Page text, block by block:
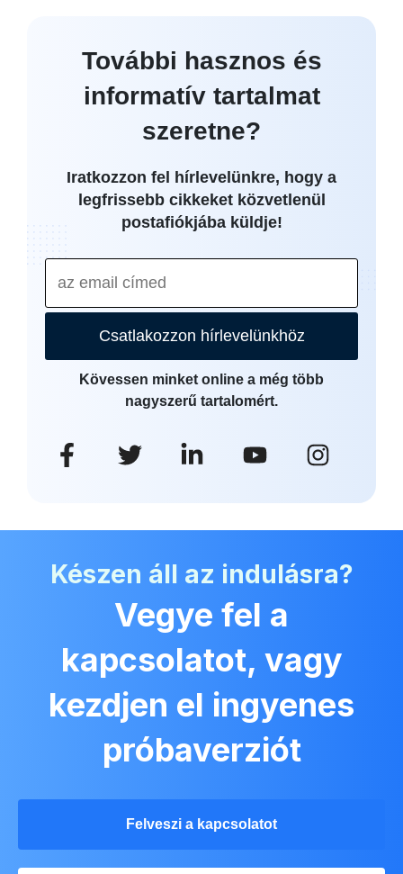
További hasznos és
informatív tartalmat
szeretne?
Iratkozzon fel hírlevelünkre, hogy a
legfrissebb cikkeket közvetlenül
postafiókjába küldje!
Csatlakozzon hírlevelünkhöz
Kövessen minket online a még több
nagyszerű tartalomért.
Készen áll az indulásra?
Vegye fel a
kapcsolatot, vagy
kezdjen el ingyenes
próbaverziót
Felveszi a kapcsolatot